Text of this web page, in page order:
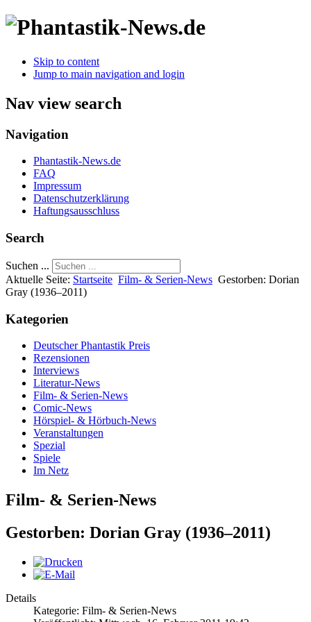
Skip to content
Jump to main navigation and login
Nav view search
Navigation
Phantastik-News.de
FAQ
Impressum
Datenschutzerklärung
Haftungsausschluss
Search
Suchen ...
Aktuelle Seite: Startseite Film- & Serien-News Gestorben: Dorian
Gray (1936–2011)
Kategorien
Deutscher Phantastik Preis
Rezensionen
Interviews
Literatur-News
Film- & Serien-News
Comic-News
Hörspiel- & Hörbuch-News
Veranstaltungen
Spezial
Spiele
Im Netz
Film- & Serien-News
Gestorben: Dorian Gray (1936–2011)
Details
Kategorie: Film- & Serien-News